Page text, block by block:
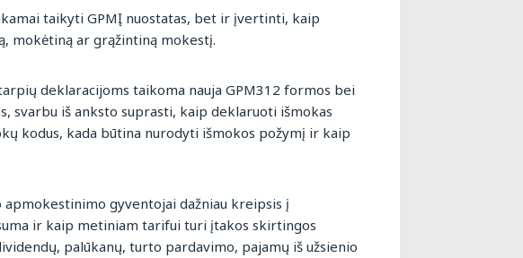
taikyti GPMĮ nuostatas, bet ir įvertinti, kaip
mokėtiną ar grąžintiną mokestį.
deklaracijoms taikoma nauja GPM312 formos bei
svarbu iš anksto suprasti, kaip deklaruoti išmokas
kodus, kada būtina nurodyti išmokos požymį ir kaip
gyventojai dažniau kreipsis į
ir kaip metiniam tarifui turi įtakos skirtingos
palūkanų, turto pardavimo, pajamų iš užsienio